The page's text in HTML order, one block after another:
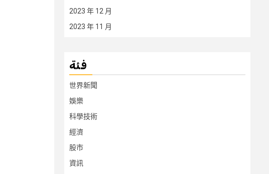
2023 年 12 月
2023 年 11 月
فئة
世界新聞
娛樂
科學技術
經濟
股市
資訊